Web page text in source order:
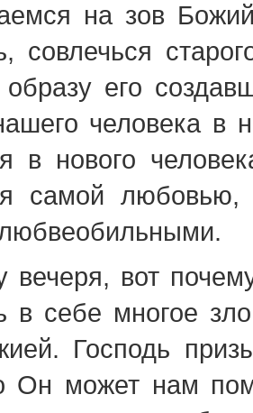
на зов
совлечься
его
человека
в нового
самой любовью,
вечеря, вот
в себе многое
Господь
Он может нам